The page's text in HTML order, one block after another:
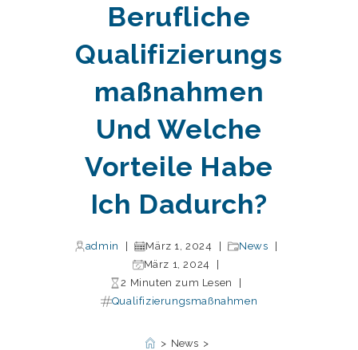
Berufliche
Qualifizierungs
Maßnahmen
Und Welche
Vorteile Habe
Ich Dadurch?
admin März 1, 2024
News
März 1, 2024
2 Minuten zum Lesen
Qualifizierungsmaßnahmen
> News >